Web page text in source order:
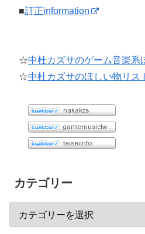
■訂正information
☆中杜カズサのゲーム音楽系
☆中杜カズサのほしい物リス
カテゴリー